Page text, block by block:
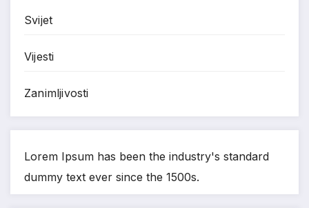
Svijet
Vijesti
Zanimljivosti
Lorem Ipsum has been the industry's standard
dummy text ever since the 1500s.